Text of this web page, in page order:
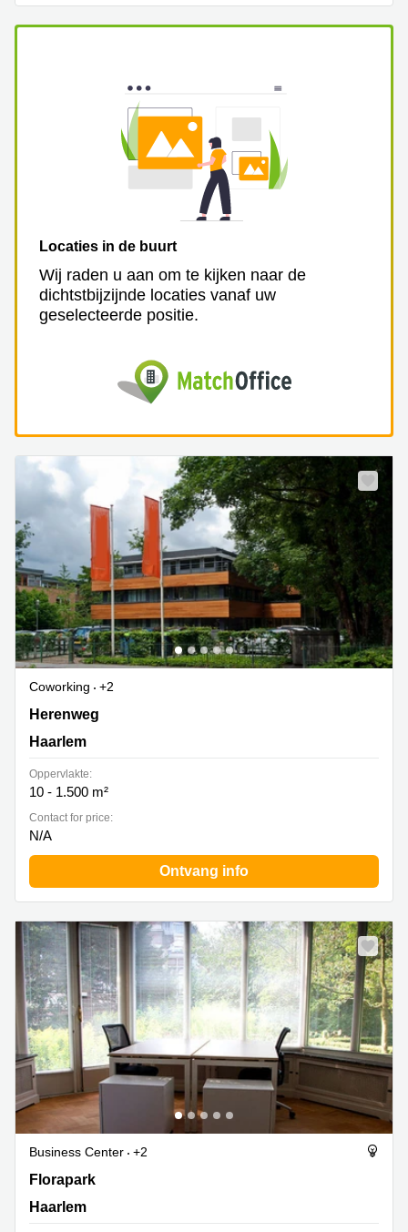
Kantoor
Huren
in
Hengelo
Locaties in de buurt
Wij raden u aan om te kijken naar de
dichtstbijzijnde locaties vanaf uw
geselecteerde positie.
Coworking
+2
Herenweg 115, Haarlem
Herenweg
Haarlem
Oppervlakte:
10 - 1.500 m²
Contact for price:
N/A
Ontvang info
Business Center
+2
Florapark 3, Haarlem
Florapark
Haarlem